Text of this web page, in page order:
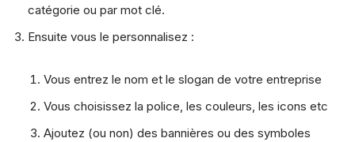
catégorie ou par mot clé.
Ensuite vous le personnalisez :
Vous entrez le nom et le slogan de votre entreprise
Vous choisissez la police, les couleurs, les icons etc
Ajoutez (ou non) des bannières ou des symboles